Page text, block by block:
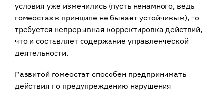
условия уже изменились (пусть ненамного, ведь
гомеостаз в принципе не бывает устойчивым), то
требуется непрерывная корректировка действий,
что и составляет содержание управленческой
деятельности.
Развитой гомеостат способен предпринимать
действия по предупреждению нарушения